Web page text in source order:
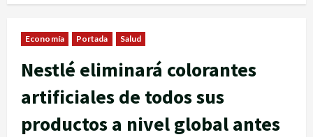
Economía Portada Salud
Nestlé eliminará colorantes
artificiales de todos sus
productos a nivel global antes